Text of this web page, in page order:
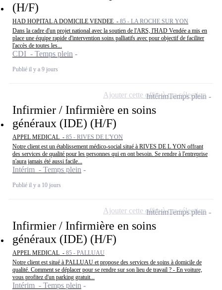
(H/F)
HAD HOPITAL A DOMICILE VENDEE - 85 - LA ROCHE SUR YON
Dans la cadre d'un projet national avec la soutien de l'ARS, l'HAD Vendée a mis en
place une équipe rapide d'intervention soins palliatifs avec pour objectif de faciliter
l'accès de toutes les...
CDI - Temps plein
Publié il y a 9 jours
Infirmier / Infirmière en soins
généraux (IDE) (H/F)
APPEL MEDICAL - 85 - RIVES DE L'YON
Notre client est un établissement médico-social situé à RIVES DE L YON offrant
des services de qualité pour les personnes qui en ont besoin. Se rendre à l'entreprise
n'aura jamais été aussi facile...
Intérim - Temps plein
Publié il y a 10 jours
IntérimTemps plein
Ajouter cette offre à ma sélection
Infirmier / Infirmière en soins
généraux (IDE) (H/F)
APPEL MEDICAL - 85 - PALLUAU
Notre client est situé à PALLUAU et propose des services de soins à domicile de
qualité. Comment se déplacer pour se rendre sur son lieu de travail ? - En voiture,
vous profitez d'un parking gratuit...
Intérim - Temps plein
IntérimTemps plein
Ajouter cette offre à ma sélection